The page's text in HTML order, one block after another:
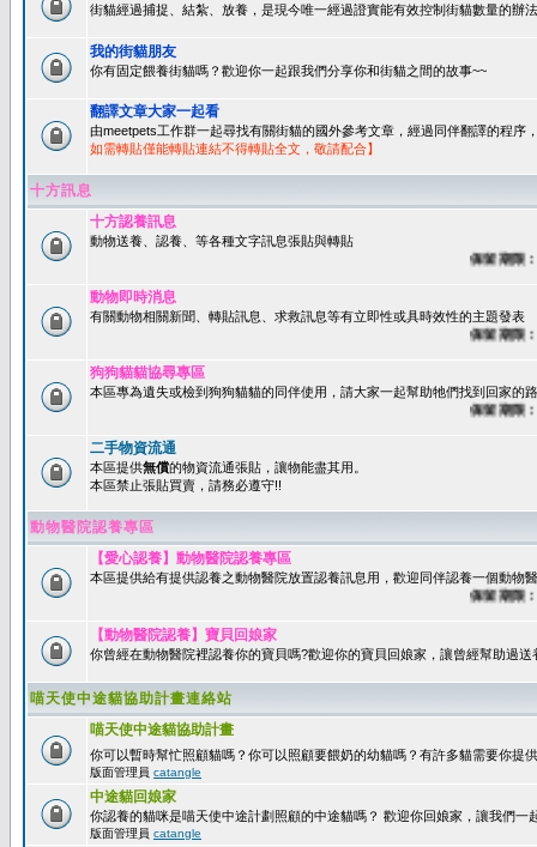
街貓經過捕捉、結紮、放養，是現今唯一經過證實能有效控制街貓數量的辦
我的街貓朋友
你有固定餵養街貓嗎？歡迎你一起跟我們分享你和街貓之間的故事~~
翻譯文章大家一起看
由meetpets工作群一起尋找有關街貓的國外參考文章，經過同伴翻譯的程序
如需轉貼僅能轉貼連結不得轉貼全文，敬請配合】
十方訊息
十方認養訊息
動物送養、認養、等各種文字訊息張貼與轉貼
保留期限：60
動物即時消息
有關動物相關新聞、轉貼訊息、求救訊息等有立即性或具時效性的主題發表
保留期限：45
狗狗貓貓協尋專區
本區專為遺失或檢到狗狗貓貓的同伴使用，請大家一起幫助牠們找到回家的
保留期限：60
二手物資流通
本區提供無償的物資流通張貼，讓物能盡其用。
本區禁止張貼買賣，請務必遵守!!
動物醫院認養專區
【愛心認養】動物醫院認養專區
本區提供給有提供認養之動物醫院放置認養訊息用，歡迎同伴認養一個動物
保留期限：60
【動物醫院認養】寶貝回娘家
你曾經在動物醫院裡認養你的寶貝嗎?歡迎你的寶貝回娘家，讓曾經幫助過
喵天使中途貓協助計畫連絡站
喵天使中途貓協助計畫
你可以暫時幫忙照顧貓嗎？你可以照顧要餵奶的幼貓嗎？有許多貓需要你提
版面管理員 catangle
中途貓回娘家
你認養的貓咪是喵天使中途計劃照顧的中途貓嗎？ 歡迎你回娘家，讓我們一
版面管理員 catangle